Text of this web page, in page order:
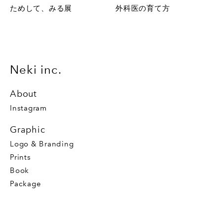
ためして、みる展 外科医の育て方
Neki inc.
About
Instagram
Graphic
Logo & Branding
Prints
Book
Package